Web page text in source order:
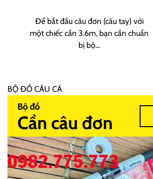
Để bắt đầu câu đơn (câu tay) với
một chiếc cần 3.6m, bạn cần chuẩn
bị bộ...
BỘ ĐỒ CÂU CÁ
Bộ đồ
Cần câu đơn